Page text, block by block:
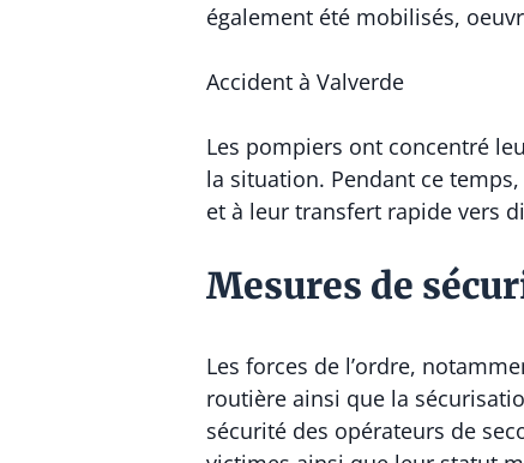
également été mobilisés,
Accident à Valverde
Les pompiers ont concentré
la situation. Pendant ce
et à leur transfert rapide vers
Mesures de
Les forces de l’ordre,
routière ainsi que la
sécurité des opérateurs de